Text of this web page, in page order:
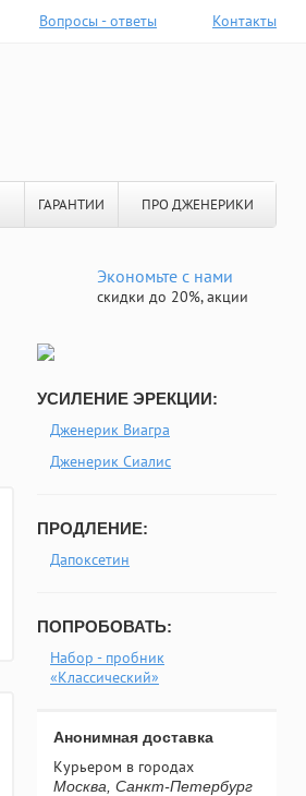
Вопросы - ответы Контакты
ГАРАНТИИ ПРО ДЖЕНЕРИКИ
Экономьте с нами
скидки до 20%, акции
УСИЛЕНИЕ ЭРЕКЦИИ:
Дженерик Виагра
Дженерик Сиалис
ПРОДЛЕНИЕ:
Дапоксетин
ПОПРОБОВАТЬ:
Набор - пробник
«Классический»
Анонимная доставка
Курьером в городах
Москва, Санкт-Петербург